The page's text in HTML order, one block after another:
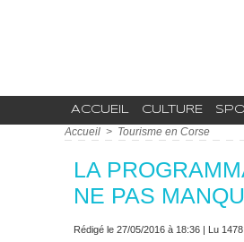
ACCUEIL CULTURE
Accueil > Tourisme en Corse
LA
NE PAS
Rédigé le 27/05/2016 à 18:36 | Lu